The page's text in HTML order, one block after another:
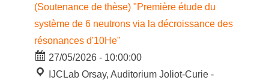
(Soutenance de thèse) "Première étude du
système de 6 neutrons via la décroissance des
résonances d'10He"
27/05/2026 - 10:00:00
IJCLab Orsay, Auditorium Joliot-Curie -